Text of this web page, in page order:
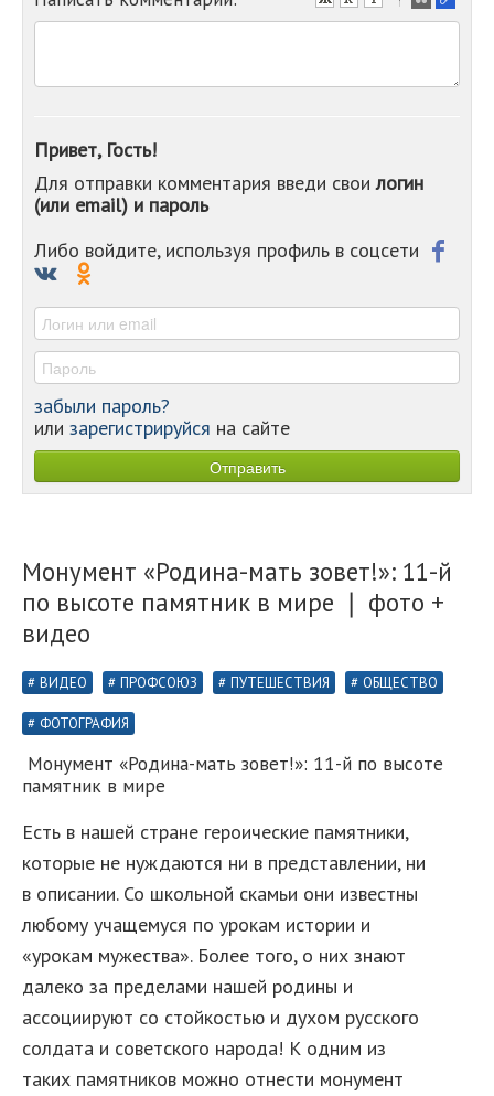
-
-
-
-
Привет, Гость!
Для отправки комментария введи своилогин
(или email) и пароль
Либо войдите, используя профиль в соцсети
забыли пароль?
или зарегистрируйся на сайте
Монумент «Родина-мать зовет!»: 11-й
по высоте памятник в мире ❘ фото +
видео
ВИДЕО ПРОФСОЮЗ ПУТЕШЕСТВИЯ ОБЩЕСТВО
ФОТОГРАФИЯ
Монумент «Родина-мать зовет!»: 11-й по высоте
памятник в мире
Есть в нашей стране героические памятники,
которые не нуждаются ни в представлении, ни
в описании. Со школьной скамьи они известны
любому учащемуся по урокам истории и
«урокам мужества». Более того, о них знают
далеко за пределами нашей родины и
ассоциируют со стойкостью и духом русского
солдата и советского народа! К одним из
таких памятников можно отнести монумент